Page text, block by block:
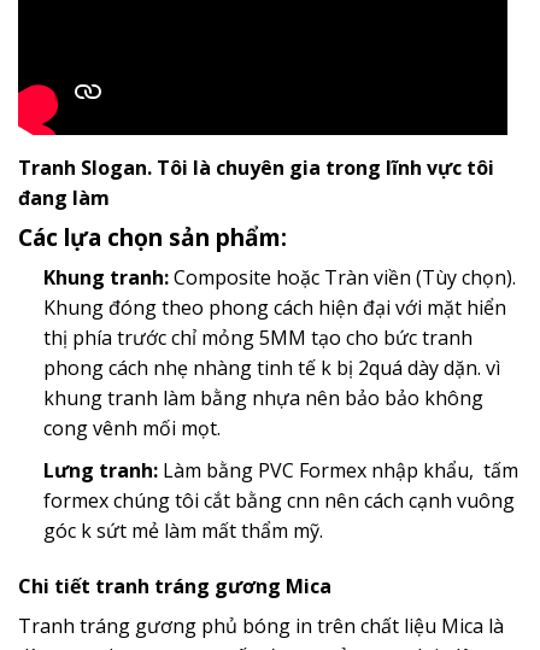
Tranh Slogan. Tôi là chuyên gia trong lĩnh vực tôi
đang làm
Các lựa chọn sản phẩm:
Khung tranh:Composite hoặc Tràn viền (Tùy chọn).
Khung đóng theo phong cách hiện đại với mặt hiển
thị phía trước chỉ mỏng 5MM tạo cho bức tranh
phong cách nhẹ nhàng tinh tế k bị 2quá dày dặn. vì
khung tranh làm bằng nhựa nên bảo bảo không
cong vênh mối mọt.
Lưng tranh:Làm bằng PVC Formex nhập khẩu, tấm
formex chúng tôi cắt bằng cnn nên cách cạnh vuông
góc k sứt mẻ làm mất thẩm mỹ.
Chi tiết tranh tráng gương Mica
Tranh tráng gương phủ bóng in trên chất liệu Mica là